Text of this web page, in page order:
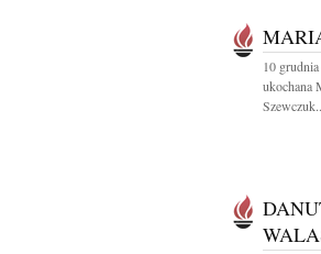
10
ukochana